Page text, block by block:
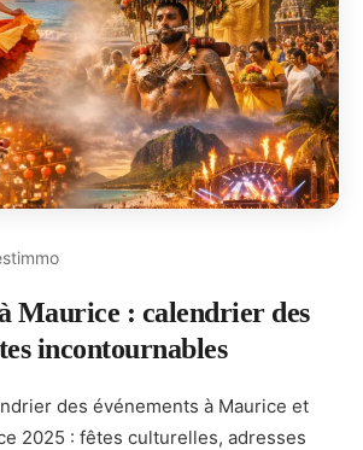
Maurice : calendrier des
incontournables
des événements à Maurice et
2025 : fêtes culturelles, adresses